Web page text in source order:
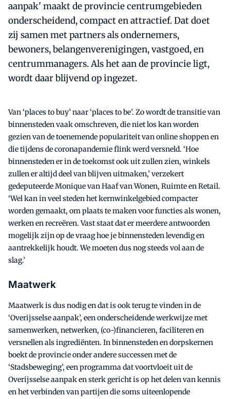
aanpak' maakt de provincie centrumgebieden
onderscheidend, compact en attractief. Dat doet
zij samen met partners als ondernemers,
bewoners, belangenverenigingen, vastgoed, en
centrummanagers. Als het aan de provincie ligt,
wordt daar blijvend op ingezet.
Van ‘places to buy’ naar ‘places to be’. Zo wordt de transitie van
binnensteden vaak omschreven, die niet los kan worden
gezien van de toenemende populariteit van online shoppen en
die tijdens de coronapandemie flink werd versneld. ‘Hoe
binnensteden er in de toekomst ook uit zullen zien, winkels
zullen er altijd deel van blijven uitmaken,’ verzekert
gedeputeerde Monique van Haaf van Wonen, Ruimte en Retail.
‘Wel kan in veel steden het kernwinkelgebied compacter
worden gemaakt, om plaats te maken voor functies als wonen,
werken en recreëren. Vast staat dat er meerdere antwoorden
mogelijk zijn op de vraag hoe je binnensteden levendig en
aantrekkelijk houdt. We moeten dus nog steeds vol aan de
slag.’
Maatwerk
Maatwerk is dus nodig en dat is ook terug te vinden in de
‘Overijsselse aanpak’, een onderscheidende werkwijze met
samenwerken, netwerken, (co-)financieren, faciliteren en
versnellen als ingrediënten. In binnensteden en dorpskernen
boekt de provincie onder andere successen met de
‘Stadsbeweging’, een programma dat voortvloeit uit de
Overijsselse aanpak en sterk gericht is op het delen van kennis
en het verbinden van partijen die soms uiteenlopende